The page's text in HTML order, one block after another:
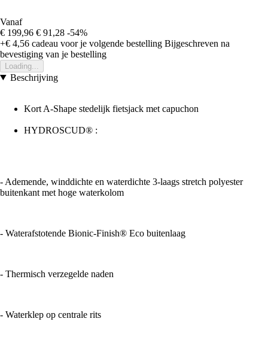
Vanaf
€ 199,96 € 91,28 -54%
+€ 4,56 cadeau voor je volgende bestelling Bijgeschreven na
bevestiging van je bestelling
Loading...
Beschrijving
Kort A-Shape stedelijk fietsjack met capuchon
HYDROSCUD® :
- Ademende, winddichte en waterdichte 3-laags stretch polyester
buitenkant met hoge waterkolom
- Waterafstotende Bionic-Finish® Eco buitenlaag
- Thermisch verzegelde naden
- Waterklep op centrale rits